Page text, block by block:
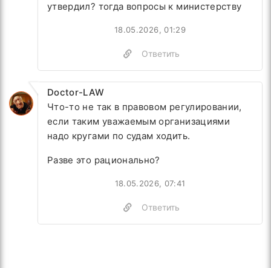
утвердил? тогда вопросы к министерству
18.05.2026, 01:29
Ответить
Doctor-LAW
Что-то не так в правовом регулировании,
если таким уважаемым организациями
надо кругами по судам ходить.
Разве это рационально?
18.05.2026, 07:41
Ответить